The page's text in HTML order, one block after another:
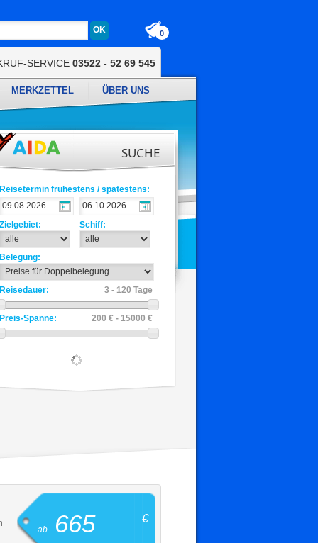
0
SERVICE 03522 - 52 69 545
MERKZETTEL ÜBER UNS
SUCHE
Reisetermin frühestens / spätestens:
Zielgebiet: Schiff:
Belegung:
Reisedauer: 3 - 120 Tage
Preis-Spanne: 200 € - 15000 €
ab 665 €